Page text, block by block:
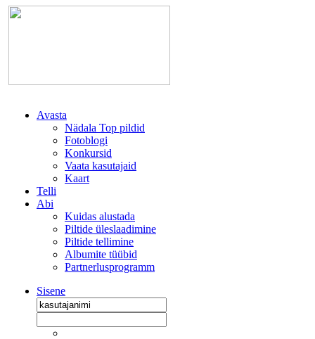
Avasta
Nädala Top pildid
Fotoblogi
Konkursid
Vaata kasutajaid
Kaart
Telli
Abi
Kuidas alustada
Piltide üleslaadimine
Piltide tellimine
Albumite tüübid
Partnerlusprogramm
Sisene